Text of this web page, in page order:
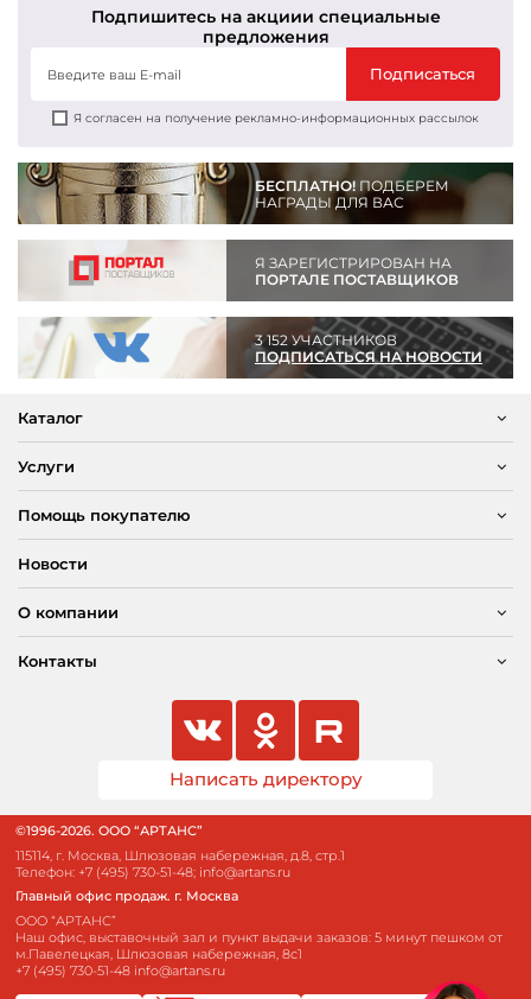
Подпишитесь на акциии специальные
предложения
Подписаться
Я согласен на получение рекламно-информационных рассылок
БЕСПЛАТНО!ПОДБЕРЕМ
НАГРАДЫ ДЛЯ ВАС
Я ЗАРЕГИСТРИРОВАН НА
ПОРТАЛЕ ПОСТАВЩИКОВ
3 152 УЧАСТНИКОВ
ПОДПИСАТЬСЯ НА НОВОСТИ
Каталог
Услуги
Помощь покупателю
Новости
О компании
Контакты
Написать директору
©1996-2026. ООО “АРТАНС”
115114, г. Москва, Шлюзовая набережная, д.8, стр.1
Телефон: +7 (495) 730-51-48; info@artans.ru
Главный офис продаж. г. Москва
ООО “АРТАНС”
Наш офис, выставочный зал и пункт выдачи заказов: 5 минут пешком от
м.Павелецкая, Шлюзовая набережная, 8с1
+7 (495) 730-51-48 info@artans.ru